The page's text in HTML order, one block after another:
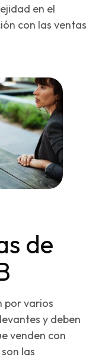
en el
con las ventas
de
por varios
y deben
venden con
las